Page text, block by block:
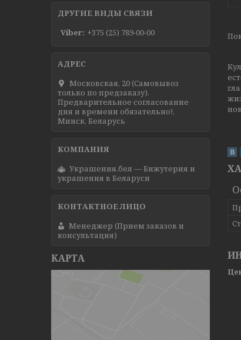
ДРУГИЕ ВИДЫ СВЯЗИ
Viber +375 (25) 789-00-00
Московская, 20 (Самовывоз
только по предзаказу).
Предварительное согласование
дня и времени обязательно!,
Минск, Беларусь
Украшения.бел — Бижутерия и
украшения в Беларуси
Менеджер (Прием заказов и
консультация)
КАРТА